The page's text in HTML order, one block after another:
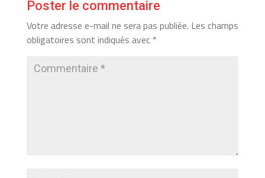
Poster le commentaire
Votre adresse e-mail ne sera pas publiée. Les champs
obligatoires sont indiqués avec *